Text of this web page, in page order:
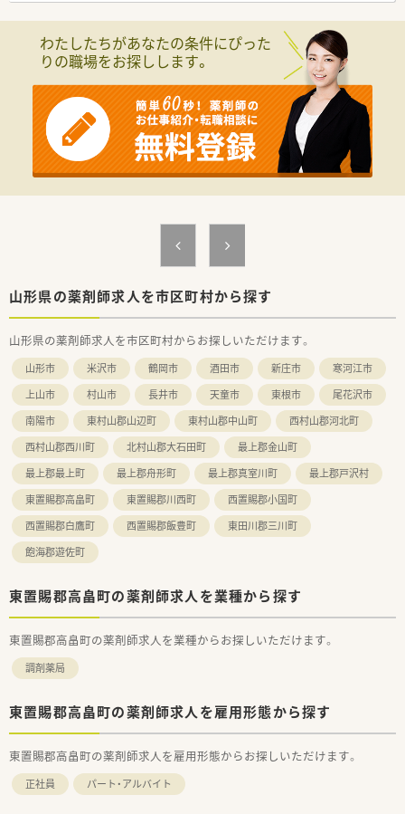
■代表者は40代と若く社内の風通しが非常に良いため、意見や
アイデアを提案しやすい環境です。
■スタッフ全員が気持ちよく働ける店舗づくりを目指しており、
■将来的に自分の店舗を持ちたい方を応援する独立支援制度が
あり、若手を中心に活気があります。
【想定される業務内容】
■店舗内における調剤業務をはじめ、処方箋の監査や患者様への
丁寧な服薬指導などを担当します。
■眼科の処方箋がメインとなるため、特定の分野における専門的
■調剤事務スタッフも2名在籍しており、処方箋入力などのサポ
ート体制がしっかりと整っています。
わたしたちがあなたの条件にぴった
りの職場をお探しします。
山形県の薬剤師求人を市区町村から探す
山形県の薬剤師求人を市区町村からお探しいただけます。
山形市 米沢市 鶴岡市 酒田市 新庄市
寒河江市
上山市
村山市 長井市 天童市 東根市
尾花沢市
南陽市
東村山郡山辺町 東村山郡中山町
西村山郡河北町
西村山郡西川町
北村山郡大石田町
最上郡金山町
最上郡最上町
最上郡舟形町 最上郡真室川町
最上郡戸沢村
東置賜郡高畠町
東置賜郡川西町
西置賜郡小国町
西置賜郡白鷹町
西置賜郡飯豊町
東田川郡三川町
飽海郡遊佐町
東置賜郡高畠町の薬剤師求人を業種から探す
東置賜郡高畠町の薬剤師求人を業種からお探しいただけます。
調剤薬局
東置賜郡高畠町の薬剤師求人を雇用形態から探す
東置賜郡高畠町の薬剤師求人を雇用形態からお探しいただけます。
正社員 パート・アルバイト